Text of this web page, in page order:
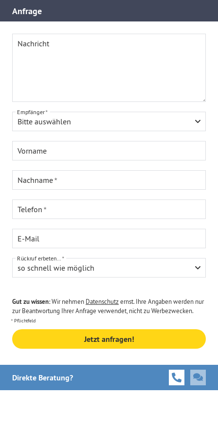
Anfrage
Nachricht
Bitte auswählen
Empfänger
Vorname
Nachname
Telefon
E-Mail
so schnell wie möglich
Rückruf erbeten...
Gut zu wissen:Wir nehmen Datenschutzernst. Ihre Angaben werden nur
zur Beantwortung Ihrer Anfrage verwendet, nicht zu Werbezwecken.
Pflichtfeld
Jetzt anfragen!
Direkte Beratung?